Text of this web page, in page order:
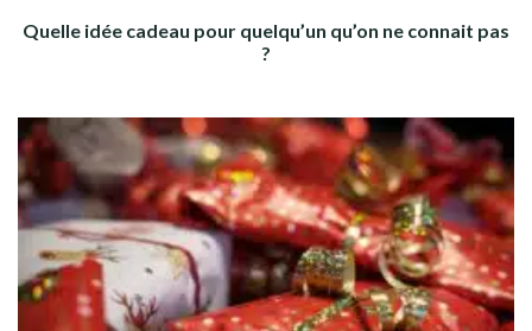
Quelle idée cadeau pour quelqu’un qu’on ne connait pas
?